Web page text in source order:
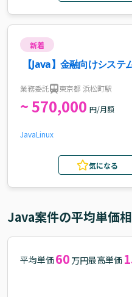
新着
【Java】金融向けシステ
業務委託 東京都 浜松町駅
~ 570,000 円/月額
JavaLinux
気になる
Java案件の平均単価
平均単価 60 万円最高単価